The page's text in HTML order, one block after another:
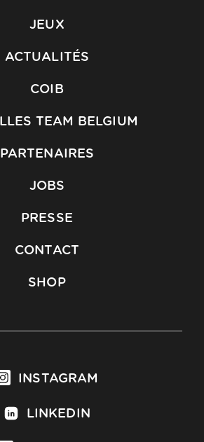
JEUX
ACTUALITÉS
COIB
TEAM BELGIUM
PARTENAIRES
JOBS
PRESSE
CONTACT
SHOP
INSTAGRAM
LINKEDIN